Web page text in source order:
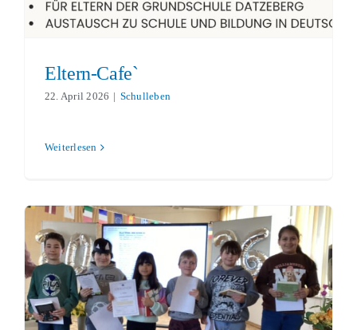
Eltern-Cafe`
22. April 2026 | Schulleben
Weiterlesen
Vorlesewettbewerb SJ 25/26
Schulleben